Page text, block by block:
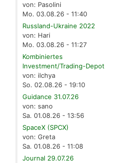
von: Pasolini
Mo. 03.08.26 - 11:40
Russland-Ukraine 2022
von: Hari
Mo. 03.08.26 - 11:27
Kombiniertes
Investment/Trading-Depot
von: ilchya
So. 02.08.26 - 19:10
Guidance 31.07.26
von: sano
Sa. 01.08.26 - 13:56
SpaceX (SPCX)
von: Greta
Sa. 01.08.26 - 11:08
Journal 29.07.26